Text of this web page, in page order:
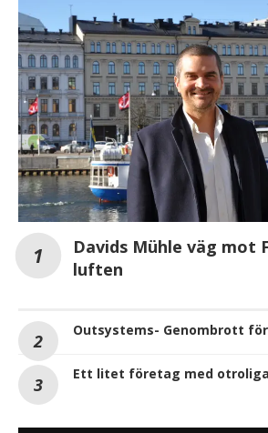
Davids Mühle väg mot
luften
Outsystems- Genombrott
Ett litet företag med